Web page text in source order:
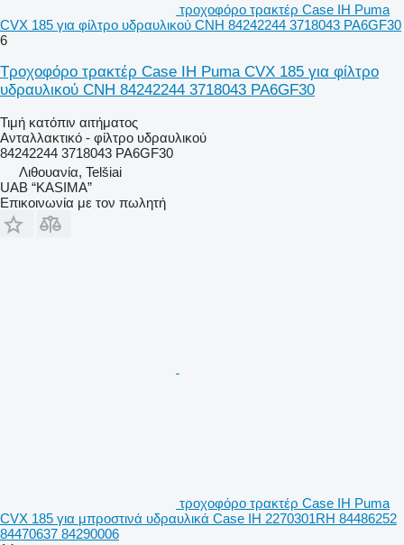
τροχοφόρο τρακτέρ Case IH Puma
CVX 185 για φίλτρο υδραυλικού CNH 84242244 3718043 PA6GF30
6
Τροχοφόρο τρακτέρ Case IH Puma CVX 185 για φίλτρο
υδραυλικού CNH 84242244 3718043 PA6GF30
Τιμή κατόπιν αιτήματος
Ανταλλακτικό - φίλτρο υδραυλικού
84242244 3718043 PA6GF30
Λιθουανία, Telšiai
UAB “KASIMA”
Επικοινωνία με τον πωλητή
τροχοφόρο τρακτέρ Case IH Puma
CVX 185 για μπροστινά υδραυλικά Case IH 2270301RH 84486252
84470637 84290006